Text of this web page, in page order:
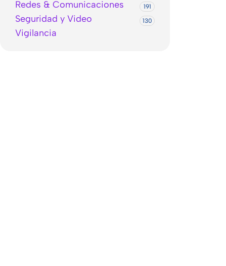
Redes & Comunicaciones 191
Seguridad y Video
Vigilancia
130